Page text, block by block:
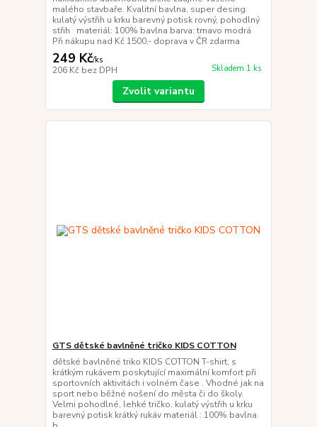
malého stavbaře. Kvalitní bavlna, super desing.
kulatý výstřih u krku barevný potisk rovný, pohodlný
střih materiál: 100% bavlna barva: tmavo modrá
Při nákupu nad Kč 1500,- doprava v ČR zdarma
249 Kč/ks
206 Kč bez DPH Skladem 1 ks
Zvolit variantu
GTS dětské bavlněné tričko KIDS COTTON
dětské bavlněné triko KIDS COTTON T-shirt, s
krátkým rukávem poskytující maximální komfort při
sportovních aktivitách i volném čase . Vhodné jak na
sport nebo běžné nošení do města či do školy.
Velmi pohodlné, lehké tričko. kulatý výstřih u krku
barevný potisk krátký rukáv materiál : 100% bavlna